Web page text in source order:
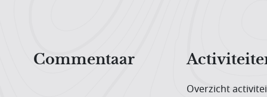
Commentaar
Overzicht